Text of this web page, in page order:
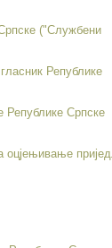
("Службени
Републике
Републике Српске
оцјењивање